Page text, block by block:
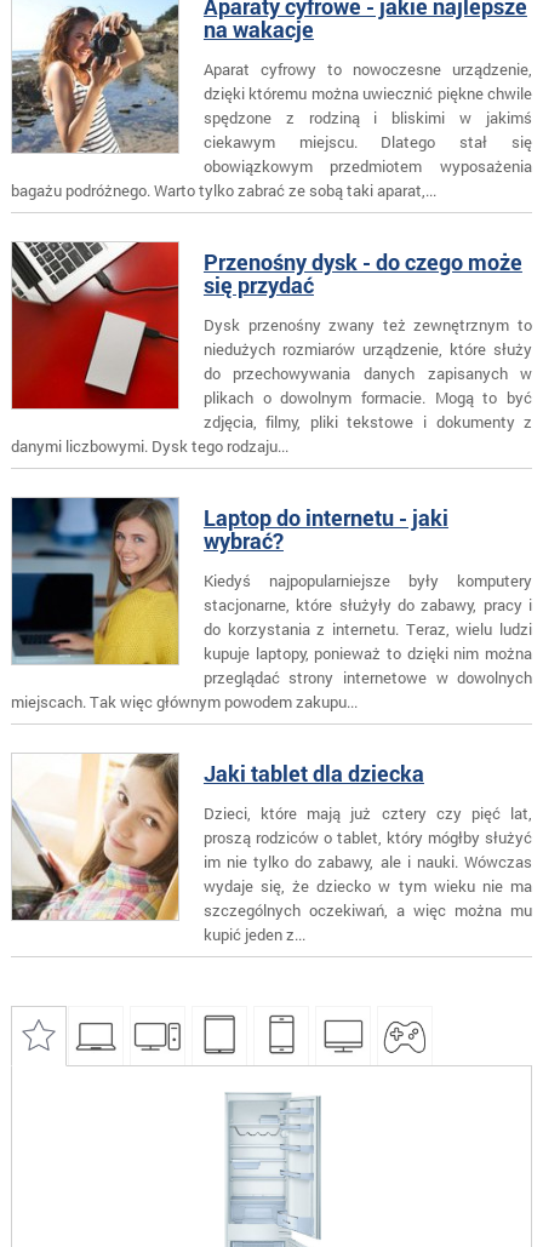
Aparaty cyfrowe - jakie najlepsze
na wakacje
Aparat cyfrowy to nowoczesne urządzenie,
dzięki któremu można uwiecznić piękne chwile
spędzone z rodziną i bliskimi w jakimś
ciekawym miejscu. Dlatego stał się
obowiązkowym przedmiotem wyposażenia
bagażu podróżnego. Warto tylko zabrać ze sobą taki aparat,...
Przenośny dysk - do czego może
się przydać
Dysk przenośny zwany też zewnętrznym to
niedużych rozmiarów urządzenie, które służy
do przechowywania danych zapisanych w
plikach o dowolnym formacie. Mogą to być
zdjęcia, filmy, pliki tekstowe i dokumenty z
danymi liczbowymi. Dysk tego rodzaju...
Laptop do internetu - jaki
wybrać?
Kiedyś najpopularniejsze były komputery
stacjonarne, które służyły do zabawy, pracy i
do korzystania z internetu. Teraz, wielu ludzi
kupuje laptopy, ponieważ to dzięki nim można
przeglądać strony internetowe w dowolnych
miejscach. Tak więc głównym powodem zakupu...
Jaki tablet dla dziecka
Dzieci, które mają już cztery czy pięć lat,
proszą rodziców o tablet, który mógłby służyć
im nie tylko do zabawy, ale i nauki. Wówczas
wydaje się, że dziecko w tym wieku nie ma
szczególnych oczekiwań, a więc można mu
kupić jeden z...